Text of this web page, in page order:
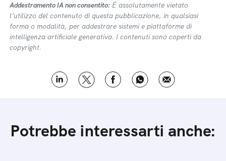
Addestramento IA non consentito: É assolutamente vietato
l’utilizzo del contenuto di questa pubblicazione, in qualsiasi
forma o modalità, per addestrare sistemi e piattaforme di
intelligenza artificiale generativa. I contenuti sono coperti da
copyright.
Potrebbe interessarti anche: